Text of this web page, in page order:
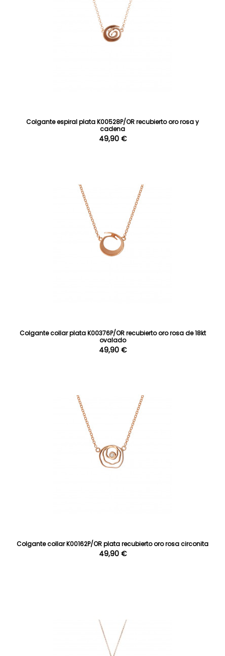
Colgante espiral plata K00528P/OR recubierto oro rosa y
cadena
49,90 €
Colgante collar plata K00376P/OR recubierto oro rosa de 18kt
ovalado
49,90 €
Colgante collar K00162P/OR plata recubierto oro rosa circonita
49,90 €